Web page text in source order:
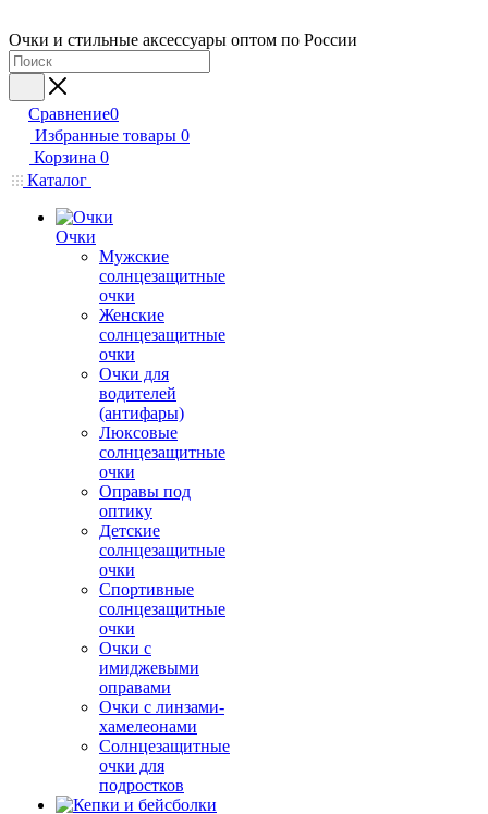
Очки и стильные аксессуары оптом по России
Сравнение0
Избранные товары 0
Корзина 0
Каталог
Очки
Мужские
солнцезащитные
очки
Женские
солнцезащитные
очки
Очки для
водителей
(антифары)
Люксовые
солнцезащитные
очки
Оправы под
оптику
Детские
солнцезащитные
очки
Спортивные
солнцезащитные
очки
Очки с
имиджевыми
оправами
Очки с линзами-
хамелеонами
Солнцезащитные
очки для
подростков